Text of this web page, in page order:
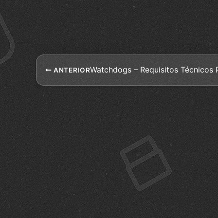
ANTERIORWatchdogs – Requisitos Técnicos